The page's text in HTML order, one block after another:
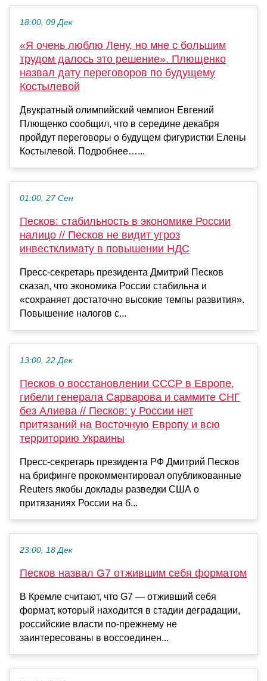
18:00, 09 Дек
«Я очень люблю Лену, но мне с большим
трудом далось это решение». Плющенко
назвал дату переговоров по будущему
Костылевой
Двукратный олимпийский чемпион Евгений
Плющенко сообщил, что в середине декабря
пройдут переговоры о будущем фигуристки Елены
Костылевой. Подробнее…...
01:00, 27 Сен
Песков: стабильность в экономике России
налицо // Песков не видит угроз
инвестклимату в повышении НДС
Пресс-секретарь президента Дмитрий Песков
сказал, что экономика России стабильна и
«сохраняет достаточно высокие темпы развития».
Повышение налогов с...
13:00, 22 Дек
Песков о восстановлении СССР в Европе,
гибели генерала Сарварова и саммите СНГ
без Алиева // Песков: у России нет
притязаний на Восточную Европу и всю
территорию Украины
Пресс-секретарь президента РФ Дмитрий Песков
на брифинге прокомментировал опубликованные
Reuters якобы доклады разведки США о
притязаниях России на б...
23:00, 18 Дек
Песков назвал G7 отжившим себя форматом
В Кремле считают, что G7 — отживший себя
формат, который находится в стадии деградации,
российские власти по-прежнему не
заинтересованы в воссоединен...